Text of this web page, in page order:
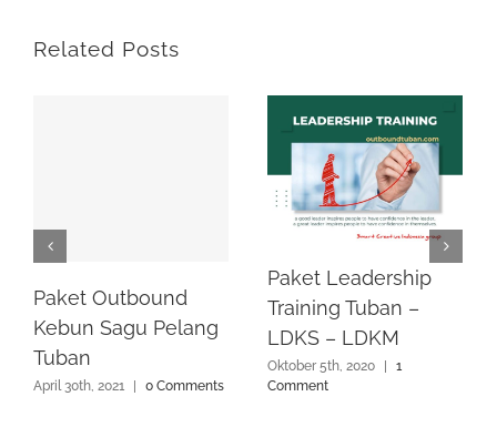
Related Posts
Paket Outbound
Kebun Sagu Pelang
Tuban
April 30th, 2021 0 Comments
Paket Leadership
Training Tuban –
LDKS – LDKM
Oktober 5th, 2020
1
Comment